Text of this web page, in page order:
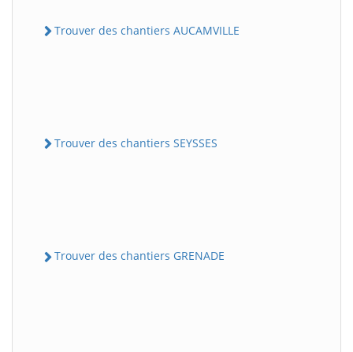
Trouver des chantiers AUCAMVILLE
Trouver des chantiers SEYSSES
Trouver des chantiers GRENADE